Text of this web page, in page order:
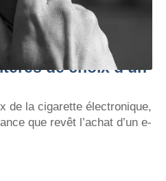
de choix d’un
de la cigarette électronique,
que revêt l’achat d’un e-